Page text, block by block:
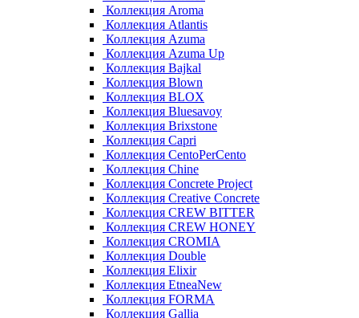
Коллекция Aroma
Коллекция Atlantis
Коллекция Azuma
Коллекция Azuma Up
Коллекция Bajkal
Коллекция Blown
Коллекция BLOX
Коллекция Bluesavoy
Коллекция Brixstone
Коллекция Capri
Коллекция CentoPerCento
Коллекция Chine
Коллекция Concrete Project
Коллекция Creative Concrete
Коллекция CREW BITTER
Коллекция CREW HONEY
Коллекция CROMIA
Коллекция Double
Коллекция Elixir
Коллекция EtneaNew
Коллекция FORMA
Коллекция Gallia